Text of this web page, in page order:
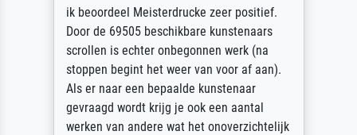
ik beoordeel Meisterdrucke zeer positief.
Door de 69505 beschikbare kunstenaars
scrollen is echter onbegonnen werk (na
stoppen begint het weer van voor af aan).
Als er naar een bepaalde kunstenaar
gevraagd wordt krijg je ook een aantal
werken van andere wat het onoverzichtelijk